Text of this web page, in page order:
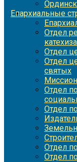
Епархиальные
Отдел
Отдел
Отдел
святых
Отдел
Отдел
Отдел
Отдел